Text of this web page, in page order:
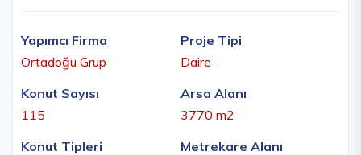
Yapımcı Firma
Ortadoğu Grup
Proje Tipi
Daire
Konut Sayısı
115
Arsa Alanı
3770 m2
Konut Tipleri
Metrekare Alanı